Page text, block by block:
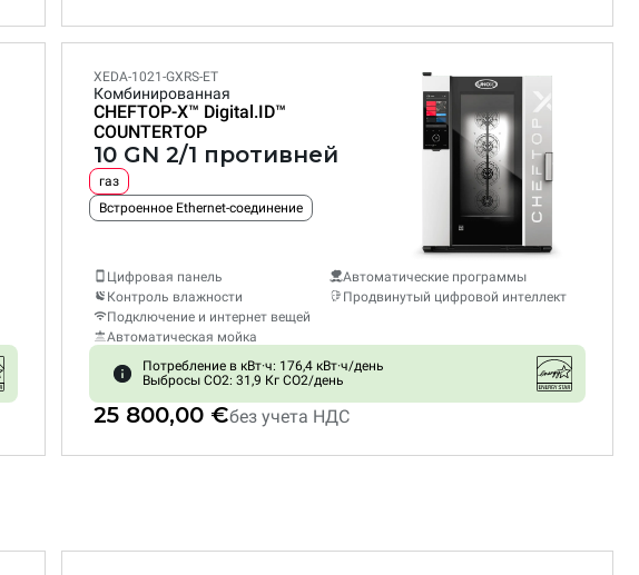
XEDA-1021-GXRS-ET
Комбинированная
CHEFTOP-X™ Digital.ID™
COUNTERTOP
10 GN 2/1 противней
газ
Встроенное Ethernet-соединение
Цифровая панель
Контроль влажности
Подключение и интернет вещей
Автоматическая мойка
Автоматические программы
Продвинутый цифровой интеллект
Потребление в кВт·ч: 176,4 кВт·ч/день
Выбросы CO2: 31,9 Кг CO2/день
25 800,00 €без учета НДС